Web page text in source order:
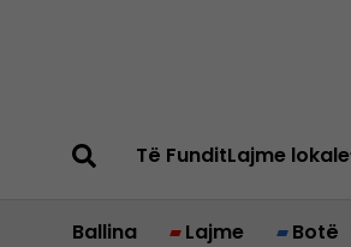
Të FunditLajme lokale
Ballina Lajme Botë